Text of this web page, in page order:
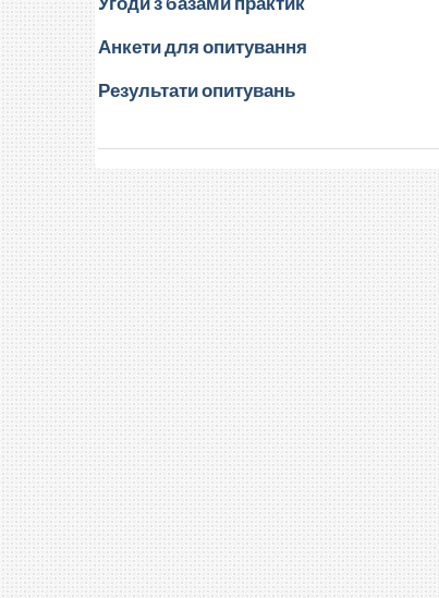
Анкети для опитування
Результати опитувань